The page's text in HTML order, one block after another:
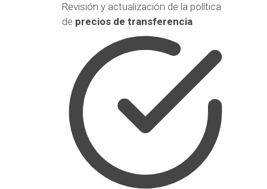
Revisión y actualización de la política
de precios de transferencia